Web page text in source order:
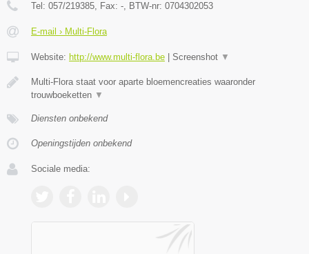
Tel: 057/219385, Fax: -, BTW-nr: 0704302053
E-mail › Multi-Flora
Website: http://www.multi-flora.be Screenshot ▼
Multi-Flora staat voor aparte bloemencreaties waaronder
trouwboeketten ▼
Diensten onbekend
Openingstijden onbekend
Sociale media: